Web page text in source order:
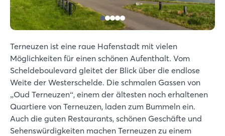
Terneuzen ist eine raue Hafenstadt mit vielen
Möglichkeiten für einen schönen Aufenthalt. Vom
Scheldeboulevard gleitet der Blick über die endlose
Weite der Westerschelde. Die schmalen Gassen von
„Oud Terneuzen“, einem der ältesten noch erhaltenen
Quartiere von Terneuzen, laden zum Bummeln ein.
Auch die guten Restaurants, schönen Geschäfte und
Sehenswürdigkeiten machen Terneuzen zu einem